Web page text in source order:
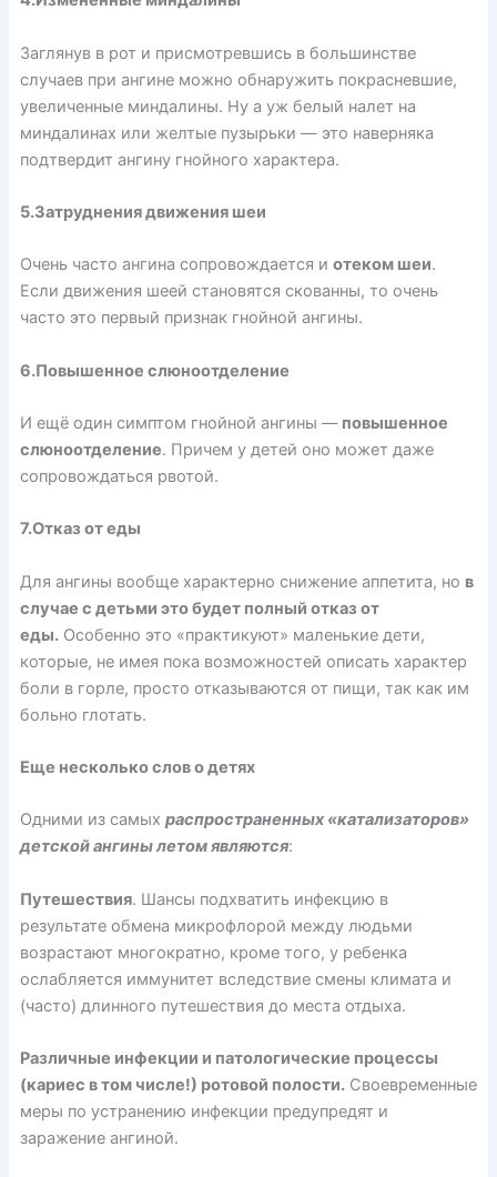
Заглянув в рот и присмотревшись в большинстве
случаев при ангине можно обнаружить покрасневшие,
увеличенные миндалины. Ну а уж белый налет на
миндалинах или желтые пузырьки — это наверняка
подтвердит ангину гнойного характера.
5.Затруднения движения шеи
Очень часто ангина сопровождается и отеком шеи.
Если движения шеей становятся скованны, то очень
часто это первый признак гнойной ангины.
6.Повышенное слюноотделение
И ещё один симптом гнойной ангины — повышенное
слюноотделение. Причем у детей оно может даже
сопровождаться рвотой.
7.Отказ от еды
Для ангины вообще характерно снижение аппетита, но в
случае с детьми это будет полный отказ от
еды.Особенно это «практикуют» маленькие дети,
которые, не имея пока возможностей описать характер
боли в горле, просто отказываются от пищи, так как им
больно глотать.
Еще несколько слов о детях
Одними из самых распространенных «катализаторов»
детской ангины летом являются:
Путешествия. Шансы подхватить инфекцию в
результате обмена микрофлорой между людьми
возрастают многократно, кроме того, у ребенка
ослабляется иммунитет вследствие смены климата и
(часто) длинного путешествия до места отдыха.
Различные инфекции и патологические процессы
(кариес в том числе!) ротовой полости.Своевременные
меры по устранению инфекции предупредят и
заражение ангиной.